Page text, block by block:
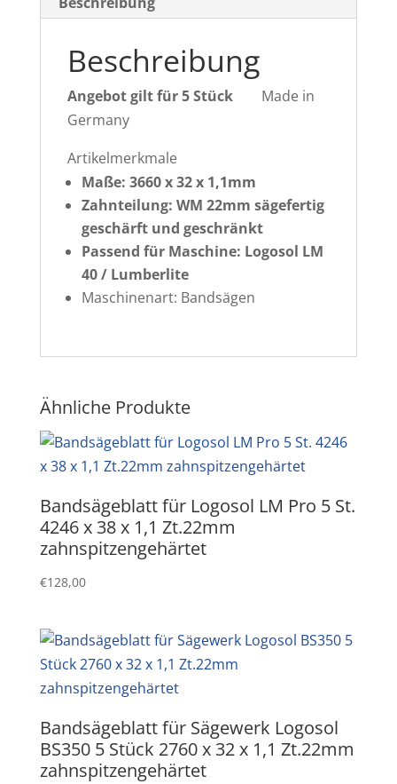
zahnspitzengehärtet
Beschreibung
Angebot gilt für 5 Stück
Made in
Germany
Artikelmerkmale
Maße: 3660 x 32 x 1,1mm
Zahnteilung: WM 22mm sägefertig
geschärft und geschränkt
Passend für Maschine: Logosol LM
40 / Lumberlite
Maschinenart: Bandsägen
Ähnliche Produkte
Bandsägeblatt für Logosol LM Pro 5 St.
4246 x 38 x 1,1 Zt.22mm
zahnspitzengehärtet
€128,00
Bandsägeblatt für Sägewerk Logosol
BS350 5 Stück 2760 x 32 x 1,1 Zt.22mm
zahnspitzengehärtet